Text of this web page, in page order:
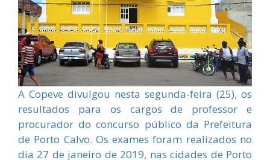
A Copeve divulgou nesta segunda-feira (25), os
resultados para os cargos de professor e
procurador do concurso público da Prefeitura
de Porto Calvo. Os exames foram realizados no
dia 27 de janeiro de 2019, nas cidades de Porto